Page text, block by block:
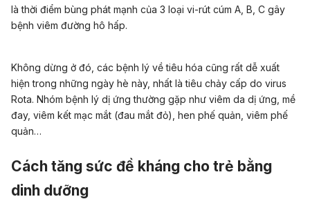
là thời điểm bùng phát mạnh của 3 loại vi-rút cúm A, B, C gây
bệnh viêm đường hô hấp.
Không dừng ở đó, các bệnh lý về tiêu hóa cũng rất dễ xuất
hiện trong những ngày hè này, nhất là tiêu chảy cấp do virus
Rota. Nhóm bệnh lý dị ứng thường gặp như viêm da dị ứng, mề
đay, viêm kết mạc mắt (đau mắt đỏ), hen phế quản, viêm phế
quản…
Cách tăng sức đề kháng cho trẻ bằng
dinh dưỡng